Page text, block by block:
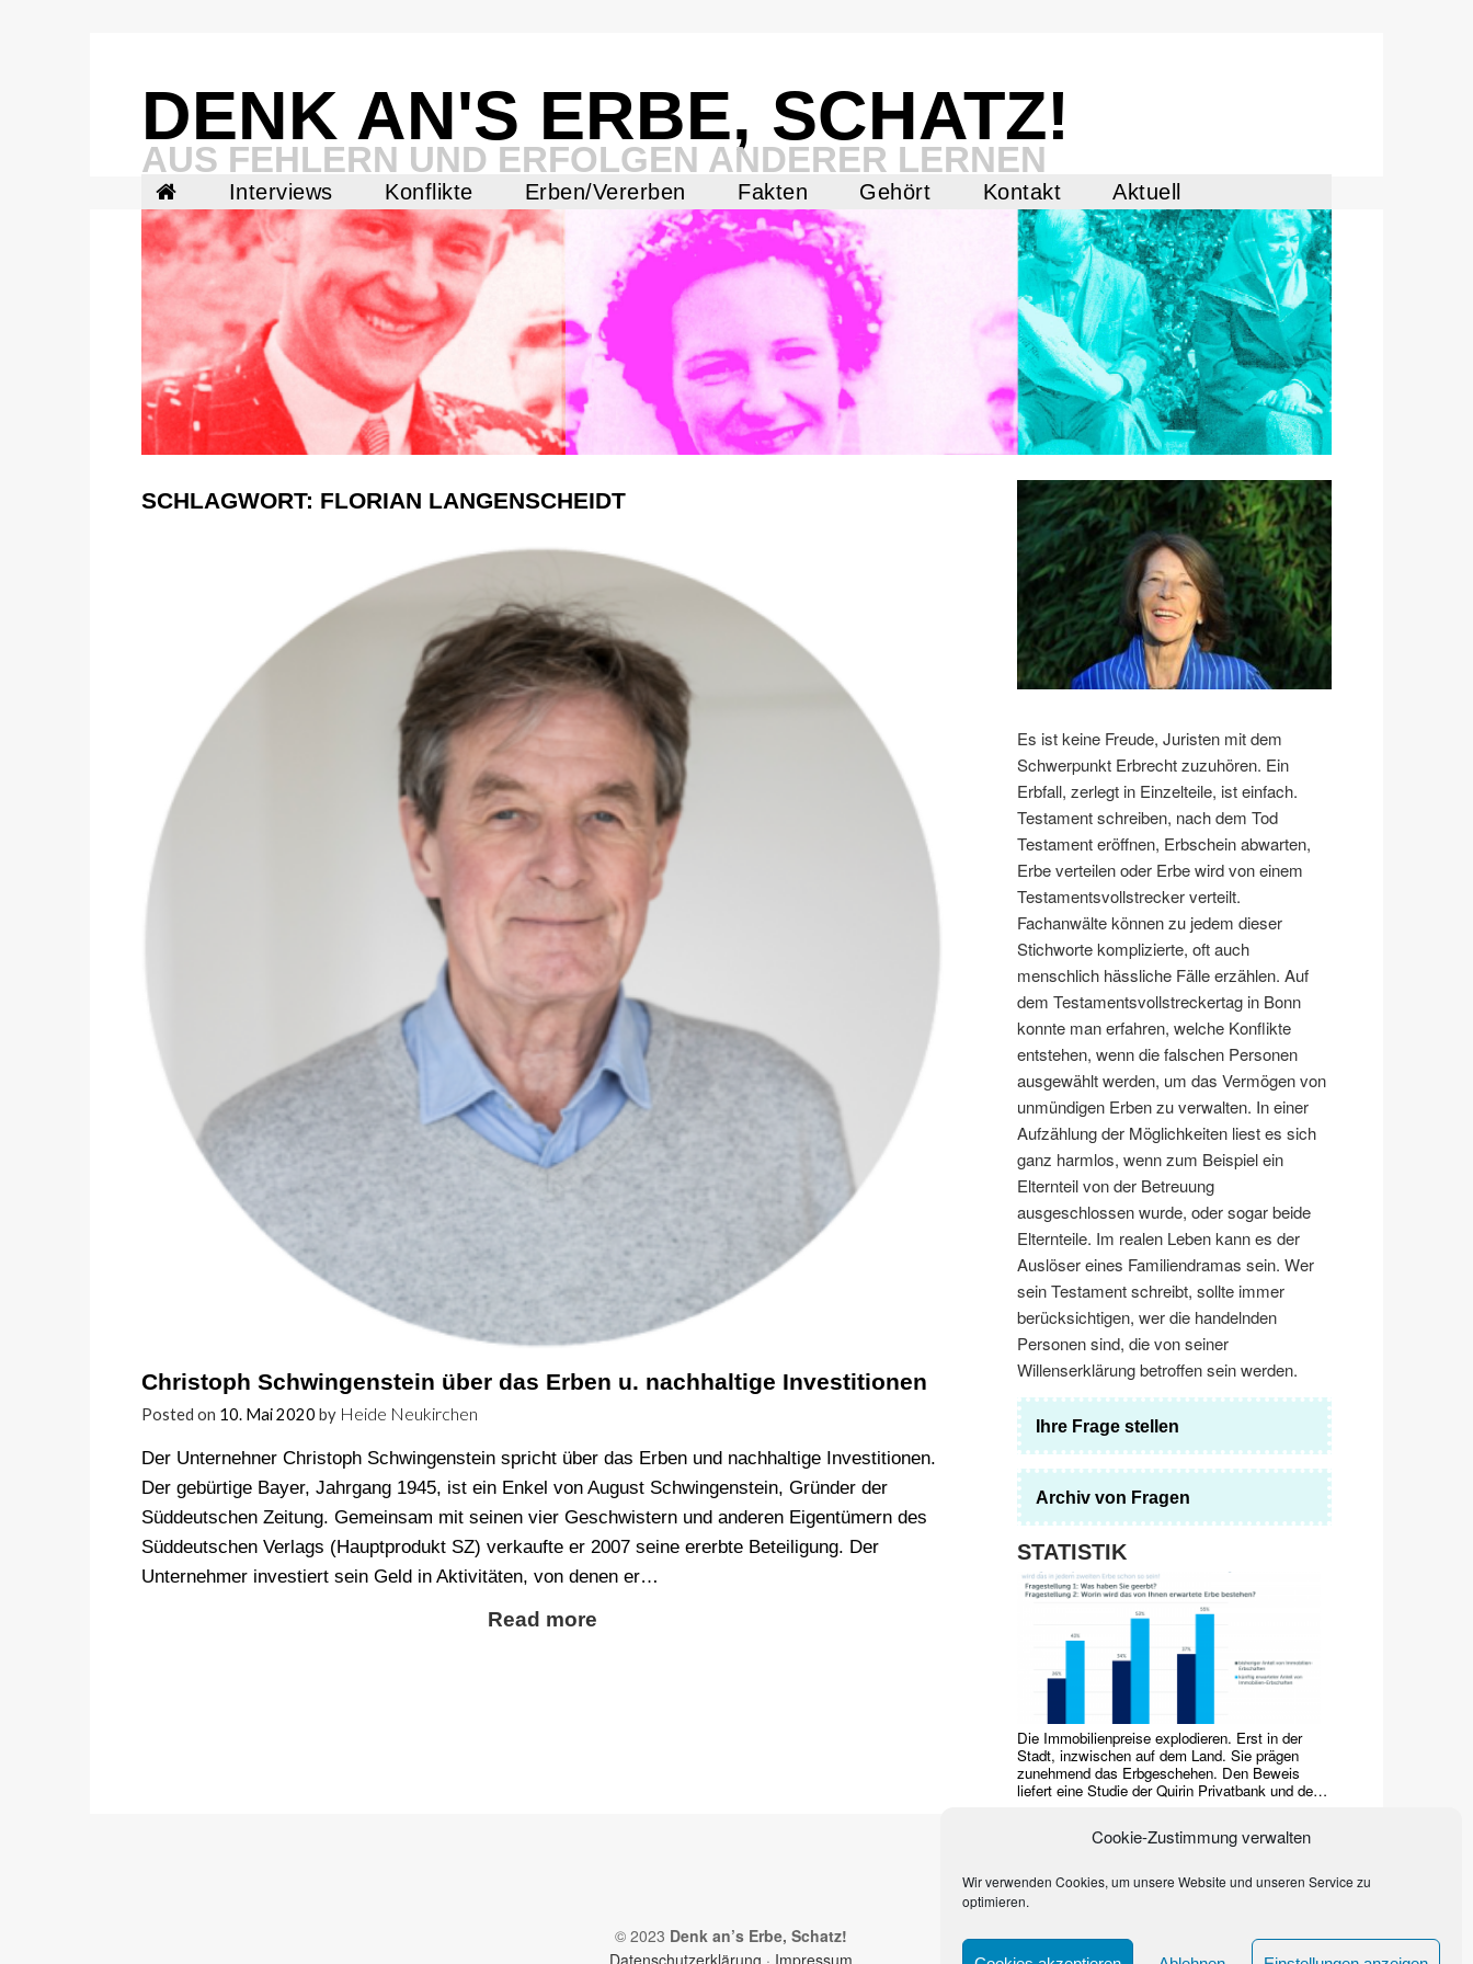
Cookie-Zustimmung verwalten
Wir verwenden Cookies, um unsere Website und unseren Service zu
optimieren.
DENK AN'S ERBE, SCHATZ!
AUS FEHLERN UND ERFOLGEN ANDERER LERNEN
Interviews Konflikte Erben/Vererben Fakten Gehört Kontakt Aktuell
SCHLAGWORT: FLORIAN LANGENSCHEIDT
Christoph Schwingenstein über das Erben u. nachhaltige Investitionen
Posted on 10. Mai 2020 by Heide Neukirchen
Der Unternehner Christoph Schwingenstein spricht über das Erben und nachhaltige Investitionen.
Der gebürtige Bayer, Jahrgang 1945, ist ein Enkel von August Schwingenstein, Gründer der
Süddeutschen Zeitung. Gemeinsam mit seinen vier Geschwistern und anderen Eigentümern des
Süddeutschen Verlags (Hauptprodukt SZ) verkaufte er 2007 seine ererbte Beteiligung. Der
Unternehmer investiert sein Geld in Aktivitäten, von denen er…
Read more
Es ist keine Freude, Juristen mit dem
Schwerpunkt Erbrecht zuzuhören. Ein
Erbfall, zerlegt in Einzelteile, ist einfach.
Testament schreiben, nach dem Tod
Testament eröffnen, Erbschein abwarten,
Erbe verteilen oder Erbe wird von einem
Testamentsvollstrecker verteilt.
Fachanwälte können zu jedem dieser
Stichworte komplizierte, oft auch
menschlich hässliche Fälle erzählen. Auf
dem Testamentsvollstreckertag in Bonn
konnte man erfahren, welche Konflikte
entstehen, wenn die falschen Personen
ausgewählt werden, um das Vermögen von
unmündigen Erben zu verwalten. In einer
Aufzählung der Möglichkeiten liest es sich
ganz harmlos, wenn zum Beispiel ein
Elternteil von der Betreuung
ausgeschlossen wurde, oder sogar beide
Elternteile. Im realen Leben kann es der
Auslöser eines Familiendramas sein. Wer
sein Testament schreibt, sollte immer
berücksichtigen, wer die handelnden
Personen sind, die von seiner
Willenserklärung betroffen sein werden.
Ihre Frage stellen
Archiv von Fragen
STATISTIK
Die Immobilienpreise explodieren. Erst in der
Stadt, inzwischen auf dem Land. Sie prägen
zunehmend das Erbgeschehen. Den Beweis
liefert eine Studie der Quirin Privatbank und des
© 2023 Denk an’s Erbe, Schatz!